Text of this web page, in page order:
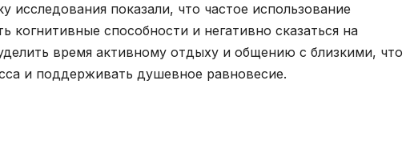
исследования показали, что частое использование
когнитивные способности и негативно сказаться на
время активному отдыху и общению с близкими, что
и поддерживать душевное равновесие.